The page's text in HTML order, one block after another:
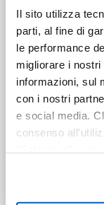
Il sito utilizza
parti, al fine di
le performance
migliorare i
informazioni, sul
con i nostri
e social media.
consenso
destra puoi
cookie